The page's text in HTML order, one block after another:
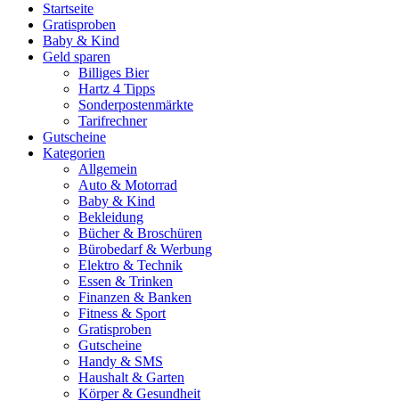
Startseite
Gratisproben
Baby & Kind
Geld sparen
Billiges Bier
Hartz 4 Tipps
Sonderpostenmärkte
Tarifrechner
Gutscheine
Kategorien
Allgemein
Auto & Motorrad
Baby & Kind
Bekleidung
Bücher & Broschüren
Bürobedarf & Werbung
Elektro & Technik
Essen & Trinken
Finanzen & Banken
Fitness & Sport
Gratisproben
Gutscheine
Handy & SMS
Haushalt & Garten
Körper & Gesundheit